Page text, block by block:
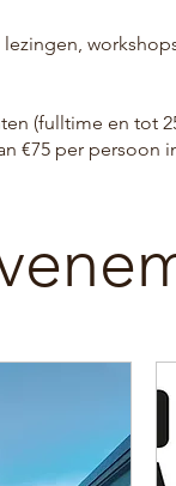
(fulltime en tot
€75 per persoon